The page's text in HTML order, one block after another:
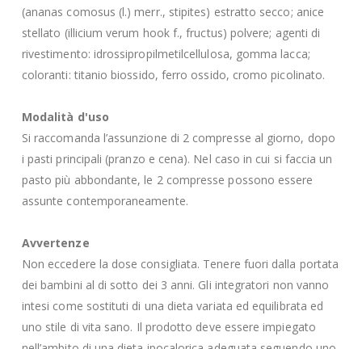
(ananas comosus (l.) merr., stipites) estratto secco; anice
stellato (illicium verum hook f., fructus) polvere; agenti di
rivestimento: idrossipropilmetilcellulosa, gomma lacca;
coloranti: titanio biossido, ferro ossido, cromo picolinato.
Modalità d'uso
Si raccomanda l’assunzione di 2 compresse al giorno, dopo
i pasti principali (pranzo e cena). Nel caso in cui si faccia un
pasto più abbondante, le 2 compresse possono essere
assunte contemporaneamente.
Avvertenze
Non eccedere la dose consigliata. Tenere fuori dalla portata
dei bambini al di sotto dei 3 anni. Gli integratori non vanno
intesi come sostituti di una dieta variata ed equilibrata ed
uno stile di vita sano. Il prodotto deve essere impiegato